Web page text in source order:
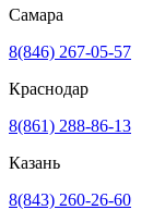
Самара
8(846) 267-05-57
Краснодар
8(861) 288-86-13
Казань
8(843) 260-26-60